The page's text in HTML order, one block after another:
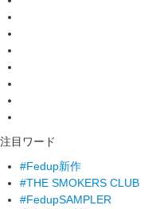
注目ワード
#Fedup新作
#THE SMOKERS CLUB
#FedupSAMPLER